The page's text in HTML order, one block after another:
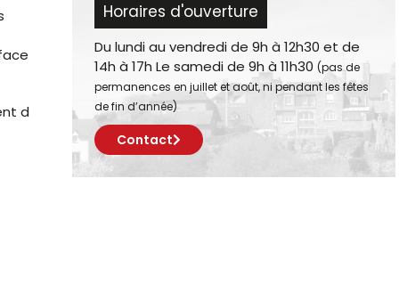
d
Horaires d'ouverture
Du lundi au vendredi de 9h à 12h30 et de
14h à 17h Le samedi de 9h à 11h30 (pas de
permanences en juillet et août, ni pendant les fêtes
de fin d’année)
Contact